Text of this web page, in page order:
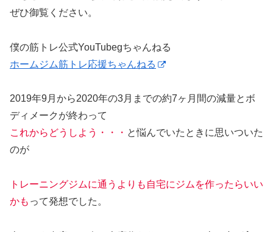
ぜひ御覧ください。
僕の筋トレ公式YouTubegちゃんねる
ホームジム筋トレ応援ちゃんねる
2019年9月から2020年の3月までの約7ヶ月間の減量とボ
ディメークが終わって
これからどうしよう・・・ と悩んでいたときに思いついた
のが
トレーニングジムに通うよりも自宅にジムを作ったらいい
かも って発想でした。